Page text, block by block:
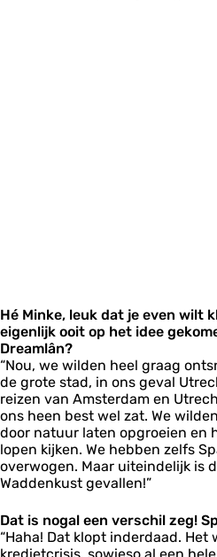
Hé Minke, leuk dat je even wilt
eigenlijk ooit op het idee
Dreamlân?
“Nou, we wilden heel graag
de grote stad, in ons geval
reizen van Amsterdam en
ons heen best wel zat. We
door natuur laten opgroeien en
lopen kijken. We hebben zelfs
overwogen. Maar uiteindelijk is
Waddenkust gevallen!”
Dat is nogal een verschil zeg!
“Haha! Dat klopt inderdaad. Het